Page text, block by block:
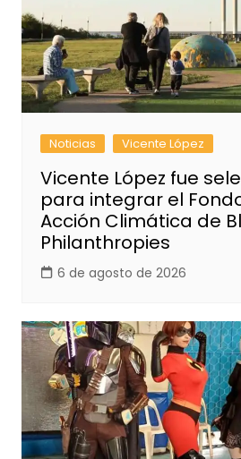
Noticias Vicente López
Vicente López fue
para integrar el
Acción Climática de
Philanthropies
6 de agosto de 2026